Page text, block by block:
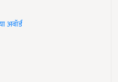
अवॉर्ड